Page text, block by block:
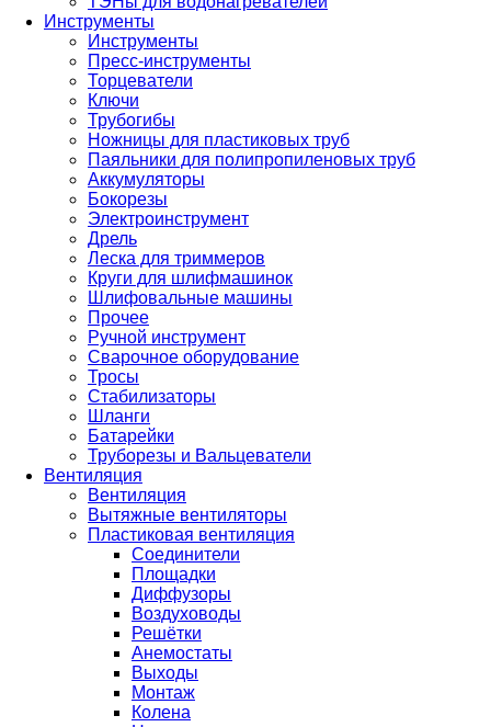
Инструменты
Инструменты
Пресс-инструменты
Торцеватели
Ключи
Трубогибы
Ножницы для пластиковых труб
Паяльники для полипропиленовых труб
Аккумуляторы
Бокорезы
Электроинструмент
Дрель
Леска для триммеров
Круги для шлифмашинок
Шлифовальные машины
Прочее
Ручной инструмент
Сварочное оборудование
Тросы
Стабилизаторы
Шланги
Батарейки
Труборезы и Вальцеватели
Вентиляция
Вентиляция
Вытяжные вентиляторы
Пластиковая вентиляция
Соединители
Площадки
Диффузоры
Воздуховоды
Решётки
Анемостаты
Выходы
Монтаж
Колена